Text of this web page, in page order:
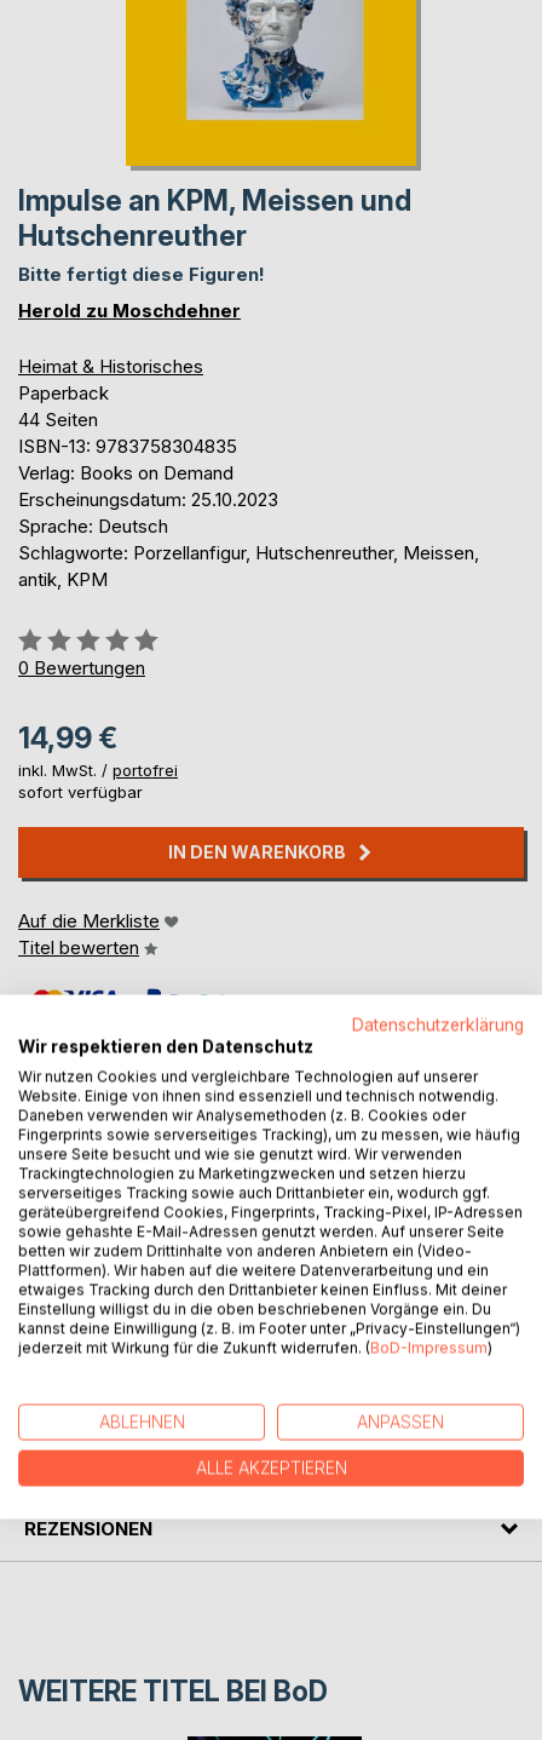
Impulse an KPM, Meissen und
Hutschenreuther
Bitte fertigt diese Figuren!
Herold zu Moschdehner
Heimat & Historisches
Paperback
44 Seiten
ISBN-13: 9783758304835
Verlag: Books on Demand
Erscheinungsdatum: 25.10.2023
Sprache: Deutsch
Schlagworte: Porzellanfigur, Hutschenreuther, Meissen,
antik, KPM
Bewertung::
0%
0 Bewertungen
14,99 €
inkl. MwSt. / portofrei
sofort verfügbar
IN DEN WARENKORB
Auf die Merkliste
Titel bewerten
BESCHREIBUNG
Lieber Herstellerfirmen, hiermit entsende ich Impulse Euch.
Es wird sicher nicht fruchten, aber ich manifestiere somit
meine Fantasie und die Hoffnung, das Ihr cooler werdet.
Beste Grüße.
Herold zu Moschdehner
AUTOR/IN
REZENSIONEN
WEITERE TITEL BEI BoD
Datenschutzerklärung
Wir respektieren den Datenschutz
Wir nutzen Cookies und vergleichbare Technologien auf unserer
Website. Einige von ihnen sind essenziell und technisch notwendig.
Daneben verwenden wir Analysemethoden (z. B. Cookies oder
Fingerprints sowie serverseitiges Tracking), um zu messen, wie häufig
unsere Seite besucht und wie sie genutzt wird. Wir verwenden
Trackingtechnologien zu Marketingzwecken und setzen hierzu
serverseitiges Tracking sowie auch Drittanbieter ein, wodurch ggf.
geräteübergreifend Cookies, Fingerprints, Tracking-Pixel, IP-Adressen
sowie gehashte E-Mail-Adressen genutzt werden. Auf unserer Seite
betten wir zudem Drittinhalte von anderen Anbietern ein (Video-
Plattformen). Wir haben auf die weitere Datenverarbeitung und ein
etwaiges Tracking durch den Drittanbieter keinen Einfluss. Mit deiner
Einstellung willigst du in die oben beschriebenen Vorgänge ein. Du
kannst deine Einwilligung (z. B. im Footer unter „Privacy-Einstellungen“)
jederzeit mit Wirkung für die Zukunft widerrufen. (BoD-Impressum)
ABLEHNEN ANPASSEN
ALLE AKZEPTIEREN